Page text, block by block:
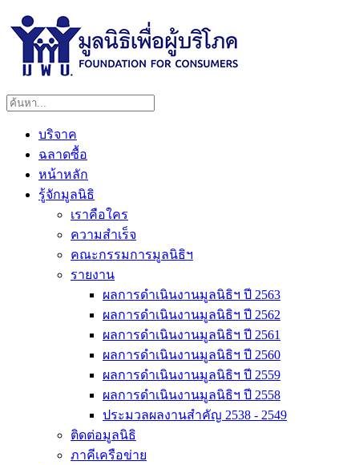
บริจาค
ฉลาดซื้อ
หน้าหลัก
รู้จักมูลนิธิ
เราคือใคร
ความสำเร็จ
คณะกรรมการมูลนิธิฯ
รายงาน
ผลการดำเนินงานมูลนิธิฯ ปี 2563
ผลการดำเนินงานมูลนิธิฯ ปี 2562
ผลการดำเนินงานมูลนิธิฯ ปี 2561
ผลการดำเนินงานมูลนิธิฯ ปี 2560
ผลการดำเนินงานมูลนิธิฯ ปี 2559
ผลการดำเนินงานมูลนิธิฯ ปี 2558
ประมวลผลงานสำคัญ 2538 - 2549
ติดต่อมูลนิธิ
ภาคีเครือข่าย